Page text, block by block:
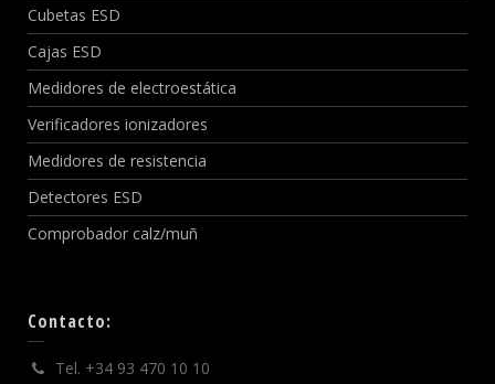
Cubetas ESD
Cajas ESD
Medidores de electroestática
Verificadores ionizadores
Medidores de resistencia
Detectores ESD
Comprobador calz/muñ
Contacto:
Tel. +34 93 470 10 10